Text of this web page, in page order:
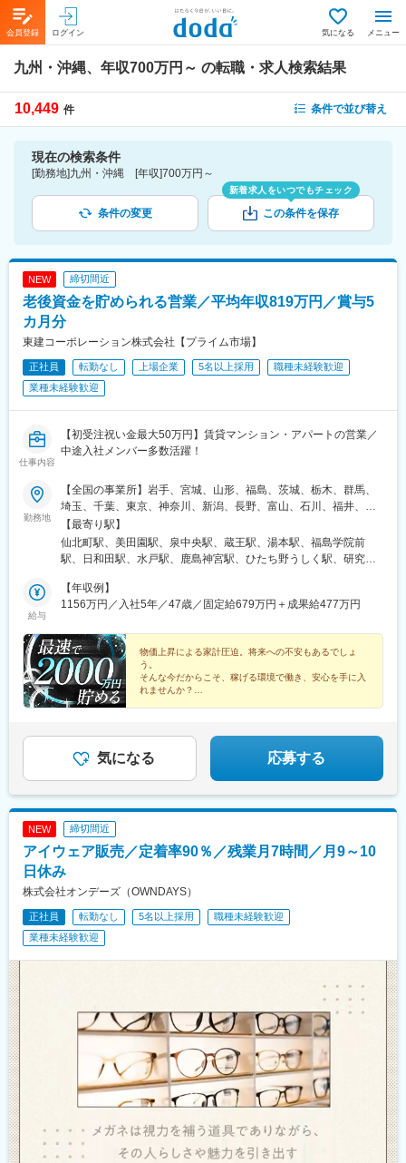
会員登録 ログイン 気になる メニュー
九州・沖縄、年収700万円～ の転職・求人検索結果
10,449 件 条件で並び替え
現在の検索条件
[勤務地]九州・沖縄 [年収]700万円～
条件の変更
新着求人をいつでもチェック
この条件を保存
NEW 締切間近
老後資金を貯められる営業／平均年収819万円／賞与5
カ月分
東建コーポレーション株式会社【プライム市場】
正社員 転勤なし 上場企業 5名以上採用
職種未経験歓迎
業種未経験歓迎
仕事内容
【初受注祝い金最大50万円】賃貸マンション・アパートの営業／
中途入社メンバー多数活躍！
勤務地
【全国の事業所】岩手、宮城、山形、福島、茨城、栃木、群馬、
埼玉、千葉、東京、神奈川、新潟、長野、富山、石川、福井、岐
阜、静岡、愛知、三重、滋賀、京都、大阪、兵庫、奈良、島根、
鳥取、岡山、広島、山口、愛媛、高知、福岡、長崎、熊本、大
分、宮崎、鹿児島、沖縄◎U・Iターン歓迎します◎転居を伴う異
はHPより確認できます企業・IR情報ページから「全国支店情報」
にてご覧いただけます※受動喫煙対策：屋内全面禁煙
【最寄り駅】
仙北町駅、美田園駅、泉中央駅、蔵王駅、湯本駅、福島学院前
駅、日和田駅、水戸駅、鹿島神宮駅、ひたち野うしく駅、研究学
し駅、新潟駅、善光寺下駅、平田駅(長野県)、東武宇都宮駅、京成
成田駅、おゆみ野駅、村上駅(千葉県)、新千葉駅、新鎌ケ谷駅、上
駅、越谷レイクタウン駅、戸塚安行駅、北春日部駅、浦和美園
駅、北朝霞駅、西大宮駅、桶川駅、新河岸駅、所沢駅、若葉駅、
籠原駅、西葛西駅、京成上野駅、谷在家駅、練馬駅、三鷹台駅、
矢野口駅、砂川七番駅、豊田駅、秋川駅、淵野辺駅、京急川崎
駅、津田山駅、三ツ沢上町駅、センター南駅、中田駅(神奈川県)、
駅、本厚木駅、鴨宮駅、とうきょうスカイツリー駅、蒲田駅、新
中野駅、御殿場駅、沼津駅、入山瀬駅、静岡駅、高塚駅、船町
駅、赤堀駅、広貫堂前駅、金沢駅、足羽山公園口駅、高宮駅(滋賀
県)、守山駅、瀬田駅(滋賀県)、伏見駅(京都府)、二条城前駅、福知
山駅、高槻市駅、門真南駅、中百舌鳥駅、久米田駅、大阪上本町
駅、阿波座駅、少路駅、茨木駅、西中島南方駅、二階堂駅、尼ケ
辻駅、中山寺駅、西宮北口駅、岡場駅、大久保駅(兵庫県)、加古川
備前西市駅、西富井駅、新倉敷駅、東福山駅、西条駅(広島県)、広
島駅、三滝駅、新南陽駅、土居田駅、高知駅、新下関駅、下曽根
島県)、てだこ浦西駅、古島駅、卸町駅、権堂駅、成田駅、西登戸
駅、初富駅、西船橋駅、朝霞台駅、上野駅、桜台駅(東京都)、京王
よみうりランド駅、泉体育館駅、南平駅、川崎駅、押上駅、京急
蒲田駅、梅坪駅、近鉄名古屋駅、南荒子駅、中川原駅、商工会議
所前駅、烏丸御池駅、なかもず駅、谷町九丁目駅、西大橋駅、南
方駅(大阪府)、中山観音駅、阪神国道駅、的場町駅、横川駅(広島
県)、神田駅(鹿児島県)、おもろまち駅、千葉みなと駅、東中山
駅、上野御徒町駅、本所吾妻橋駅、名古屋駅、福井城址大名町
Ｒ線)、猿猴橋町駅、横川駅、中洲通駅
給与
【年収例】
1156万円／入社5年／47歳／固定給679万円＋成果給477万円
物価上昇による家計圧迫。将来への不安もあるでしょ
う。
そんな今だからこそ、稼げる環境で働き、安心を手に入
れませんか？
◎固定月給26万円以上＋業績連動成果給
◎年齢や性別、社歴一切関係なし
気になる 応募する
NEW 締切間近
アイウェア販売／定着率90％／残業月7時間／月9～10
日休み
株式会社オンデーズ（OWNDAYS）
正社員 転勤なし 5名以上採用
職種未経験歓迎
業種未経験歓迎